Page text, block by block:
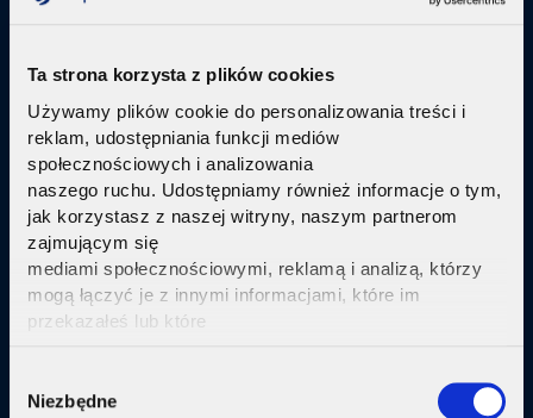
Ta strona korzysta z plików cookies
Używamy plików cookie do personalizowania treści i
reklam, udostępniania funkcji mediów
społecznościowych i analizowania
naszego ruchu. Udostępniamy również informacje o tym,
jak korzystasz z naszej witryny, naszym partnerom
zajmującym się
mediami społecznościowymi, reklamą i analizą, którzy
mogą łączyć je z innymi informacjami, które im
przekazałeś lub które
Selection
Niezbędne
Telewizja Replay
Pakiety internetu z nowoczesną telewizją
technologi IPTV Replay TV.
Sprawdź